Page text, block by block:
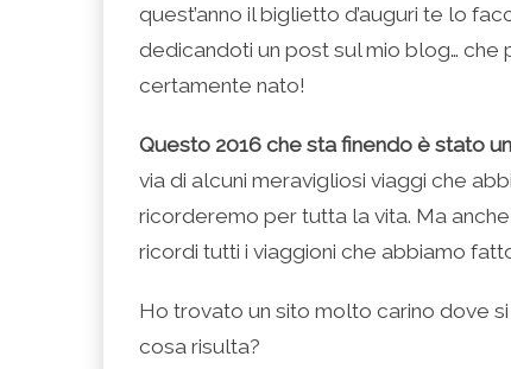
quest’anno il biglietto d’auguri te lo
dedicandoti un post sul mio blog… che
certamente nato!
Questo 2016 che sta finendo è stato
via di alcuni meravigliosi viaggi che
ricorderemo per tutta la vita. Ma
ricordi tutti i viaggioni che abbiamo
Ho trovato un sito molto carino dove
cosa risulta?